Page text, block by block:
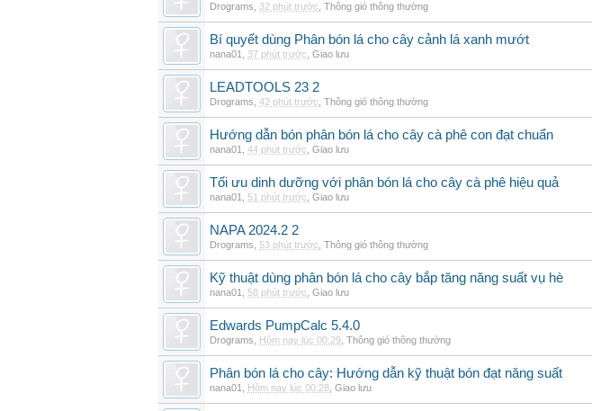
Drograms 32 phút trước Thông gió thông thường
Bí quyết dùng Phân bón lá cho cây cảnh lá xanh mướt
nana01 37 phút trước Giao lưu
LEADTOOLS 23 2
Drograms 42 phút trước Thông gió thông thường
Hướng dẫn bón phân bón lá cho cây cà phê con đạt chuẩn
nana01 44 phút trước Giao lưu
Tối ưu dinh dưỡng với phân bón lá cho cây cà phê hiệu quả
nana01 51 phút trước Giao lưu
NAPA 2024.2 2
Drograms 53 phút trước Thông gió thông thường
Kỹ thuật dùng phân bón lá cho cây bắp tăng năng suất vụ hè
nana01 58 phút trước Giao lưu
Edwards PumpCalc 5.4.0
Drograms Hôm nay lúc 00:29 Thông gió thông thường
Phân bón lá cho cây: Hướng dẫn kỹ thuật bón đạt năng suất
nana01 Hôm nay lúc 00:28 Giao lưu